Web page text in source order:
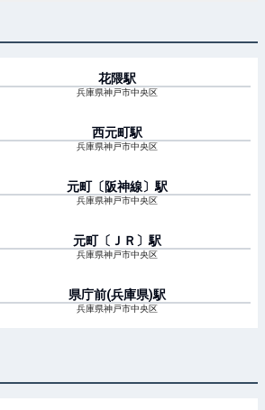
花隈駅
兵庫県神戸市中央区
西元町駅
兵庫県神戸市中央区
元町〔阪神線〕 駅
兵庫県神戸市中央区
元町〔ＪＲ〕 駅
兵庫県神戸市中央区
県庁前(兵庫県)駅
兵庫県神戸市中央区